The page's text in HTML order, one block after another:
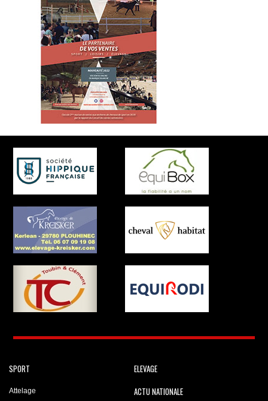
SPORT
Attelage
ELEVAGE
ACTU NATIONALE